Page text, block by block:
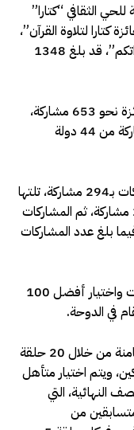
للحي الثقافي “كتارا”
كتارا لتلاوة القرآن”،
والتي ستقام تحت شعار “زينوا القرآن بأصواتكم”، قد بلغ 1348
وقد بلغ مجموع المشاركات العربية في الجائزة نحو 653 مشاركة،
تمثل 17 دولة عربية، إضافة إلى 695 مشاركة من 44 دولة
وتصدرت دول المغرب العربي قائمة المشاركات بـ294 مشاركة، تلتها
دول مصر، والسودان، والصومال بعدد 218 مشاركة، ثم المشاركات
بعدد 98 مشاركة، فيما بلغ عدد المشاركات
وستقوم لجنة الفرز بتقييم جميع المشاركات واختيار أفضل 100
في الدوحة.
ويشارك المئة متأهل في تصفيات الدورة الثامنة من خلال 20 حلقة
يتنافس في كل حلقة 5 مشاركين، ويتم اختيار متأهل
النهائية، التي
فيها 20 متسابقا يضاف إليهم 5 متسابقين من